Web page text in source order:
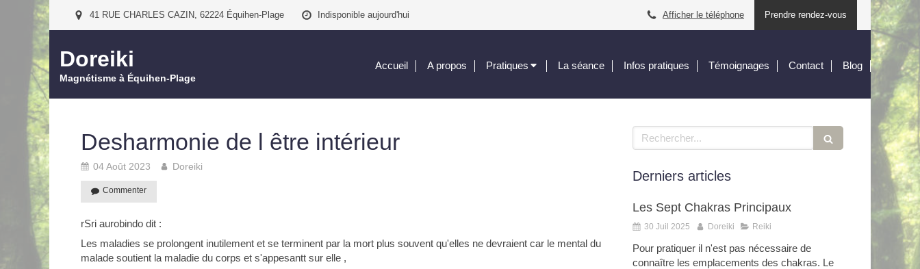
41 RUE CHARLES CAZIN, 62224 Équihen-Plage Indisponible aujourd'hui Prendre rendez-vous
Afficher le téléphone
Accueil A propos Pratiques La séance Infos pratiques Témoignages Contact Blog
Doreiki
Magnétisme à Équihen-Plage
Desharmonie de l être intérieur
04 Août 2023 Doreiki
Commenter
rSri aurobindo dit :
Les maladies se prolongent inutilement et se terminent par la mort plus souvent qu'elles ne devraient car le mental du
malade soutient la maladie du corps et s'appesantt sur elle ,
Rechercher
Derniers articles
Les Sept Chakras Principaux
30 Juil 2025 Doreiki Reiki
Pour pratiquer il n'est pas nécessaire de
connaître les emplacements des chakras. Le